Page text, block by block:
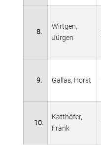
8.
Wirtgen,
Jürgen
9. Gallas, Horst
10.
Katthöfer,
Frank